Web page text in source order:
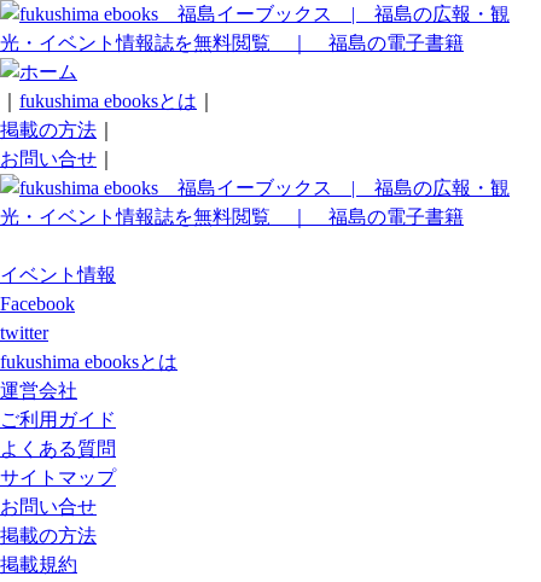
fukushima ebooksとは
掲載の方法
お問い合せ
イベント情報
Facebook
twitter
fukushima ebooksとは
運営会社
ご利用ガイド
よくある質問
サイトマップ
お問い合せ
掲載の方法
掲載規約